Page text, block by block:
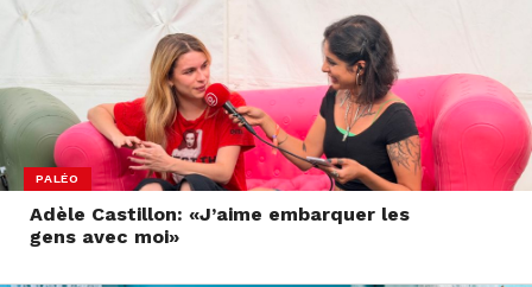
PALÉO
Adèle Castillon: «J’aime embarquer les
gens avec moi»